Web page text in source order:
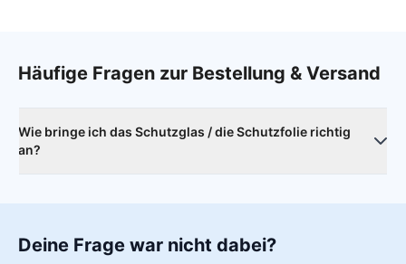
Häufige Fragen zur Bestellung & Versand
Wie bringe ich das Schutzglas / die Schutzfolie richtig
an?
markanten Punkten des Displays an und setze die Scheibe
Deine Frage war nicht dabei?